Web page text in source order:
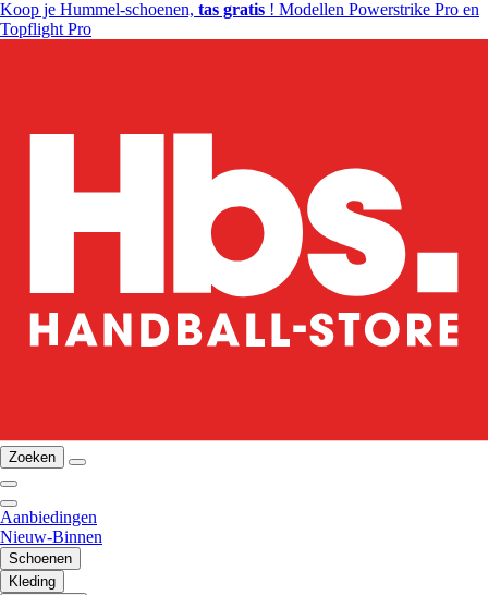
Koop je Hummel-schoenen, tas gratis ! Modellen Powerstrike Pro en
Topflight Pro
Zoeken
Aanbiedingen
Nieuw-Binnen
Schoenen
Kleding